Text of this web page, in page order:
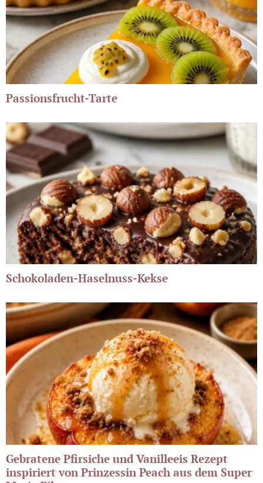
Passionsfrucht-Tarte
Schokoladen-Haselnuss-Kekse
Gebratene Pfirsiche und Vanilleeis Rezept
inspiriert von Prinzessin Peach aus dem Super